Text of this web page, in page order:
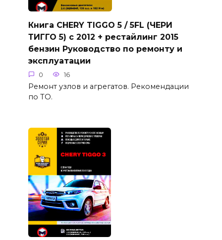
Книга CHERY TIGGO 5 / 5FL (ЧЕРИ
ТИГГО 5) с 2012 + рестайлинг 2015
бензин Руководство по ремонту и
эксплуатации
0 16
Ремонт узлов и агрегатов. Рекомендации
по ТО.